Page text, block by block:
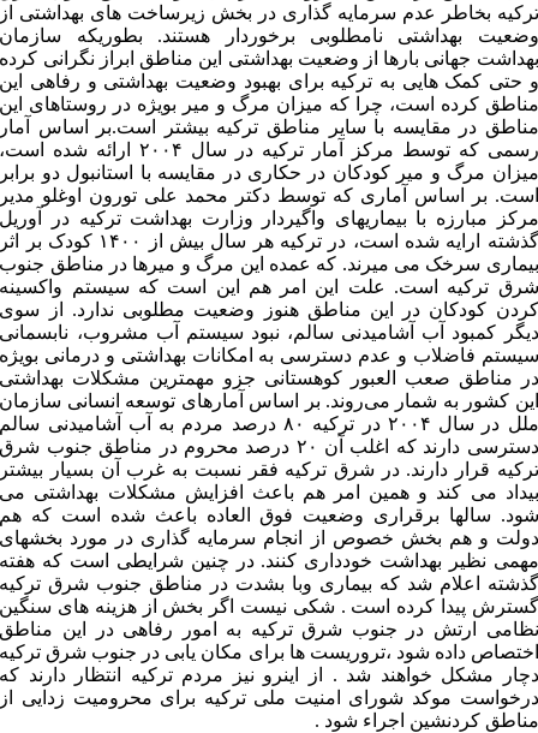
ترکیه بخاطر عدم سرمایه گذاری در بخش زیرساخت های بهداشتی از
وضعیت بهداشتی نامطلوبی برخوردار هستند. بطوریکه سازمان
بهداشت جهانی بارها از وضعیت بهداشتی این مناطق ابراز نگرانی کرده
و حتی کمک هایی به ترکیه برای بهبود وضعیت بهداشتی و رفاهی این
مناطق کرده است، چرا که میزان مرگ و میر بویژه در روستاهای این
مناطق در مقایسه با سایر مناطق ترکیه بیشتر است.بر اساس آمار
رسمی که توسط مرکز آمار ترکیه در سال ۲۰۰۴ ارائه شده است،
میزان مرگ و میر کودکان در حکاری در مقایسه با استانبول دو برابر
است. بر اساس آماری که توسط دکتر محمد علی تورون اوغلو مدیر
مرکز مبارزه با بیماریهای واگیردار وزارت بهداشت ترکیه در آوریل
گذشته ارایه شده است، در ترکیه هر سال بیش از ۱۴۰۰ کودک بر اثر
بیماری سرخک می میرند. که عمده این مرگ و میرها در مناطق جنوب
شرق ترکیه است. علت این امر هم این است که سیستم واکسینه
کردن کودکان در این مناطق هنوز وضعیت مطلوبی ندارد. از سوی
دیگر کمبود آب‌ آشامیدنی‌ سالم، نبود سیستم آب مشروب، نابسمانی
سیستم فاضلاب و عدم‌ دسترسی‌ به‌ امکانات‌ بهداشتی‌ و درمانی‌ بویژه‌
در مناطق‌ صعب‌ العبور کوهستانی‌ جزو مهمترین‌ مشکلات‌ بهداشتی‌
این‌ کشور به‌ شمار می‌روند. بر اساس آمارهای توسعه انسانی سازمان
ملل در سال ۲۰۰۴ در ترکیه ۸۰ درصد مردم به آب آشامیدنی سالم
دسترسی دارند که اغلب آن ۲۰ درصد محروم در مناطق جنوب شرق
ترکیه قرار دارند. در شرق ترکیه فقر نسبت به غرب آن بسیار بیشتر
بیداد می کند و همین امر هم باعث افزایش مشکلات بهداشتی می
شود. سالها برقراری وضعیت فوق العاده باعث شده است که هم
دولت و هم بخش خصوص از انجام سرمایه گذاری در مورد بخشهای
مهمی نظیر بهداشت خودداری کنند. در چنین شرایطی است که هفته
گذشته اعلام شد که بیماری وبا بشدت در مناطق جنوب شرق ترکیه
گسترش پیدا کرده است . شکی نیست اگر بخش از هزینه های سنگین
نظامی ارتش در جنوب شرق ترکیه به امور رفاهی در این مناطق
اختصاص داده شود ،تروریست ها برای مکان یابی در جنوب شرق ترکیه
دچار مشکل خواهند شد . از اینرو نیز مردم ترکیه انتظار دارند که
درخواست موکد شورای امنیت ملی ترکیه برای محرومیت زدایی از
مناطق کردنشین اجراء شود .